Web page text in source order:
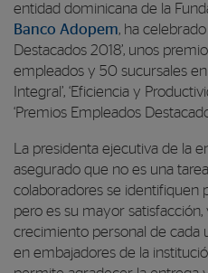
entidad dominicana de la
Banco Adopem, ha
Destacados 2018’, unos
empleados y 50 sucursales
Integral’, ‘Eficiencia y
‘Premios Empleados
La presidenta ejecutiva de la
asegurado que no es una
colaboradores se identifiquen
pero es su mayor
crecimiento personal de cada
en embajadores de la